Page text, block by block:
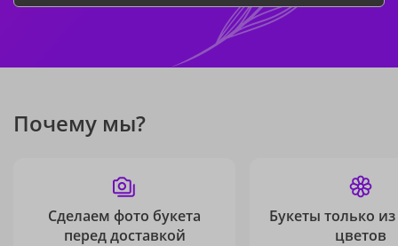
Почему мы?
Сделаем фото букета
перед доставкой
Букеты только
цветов